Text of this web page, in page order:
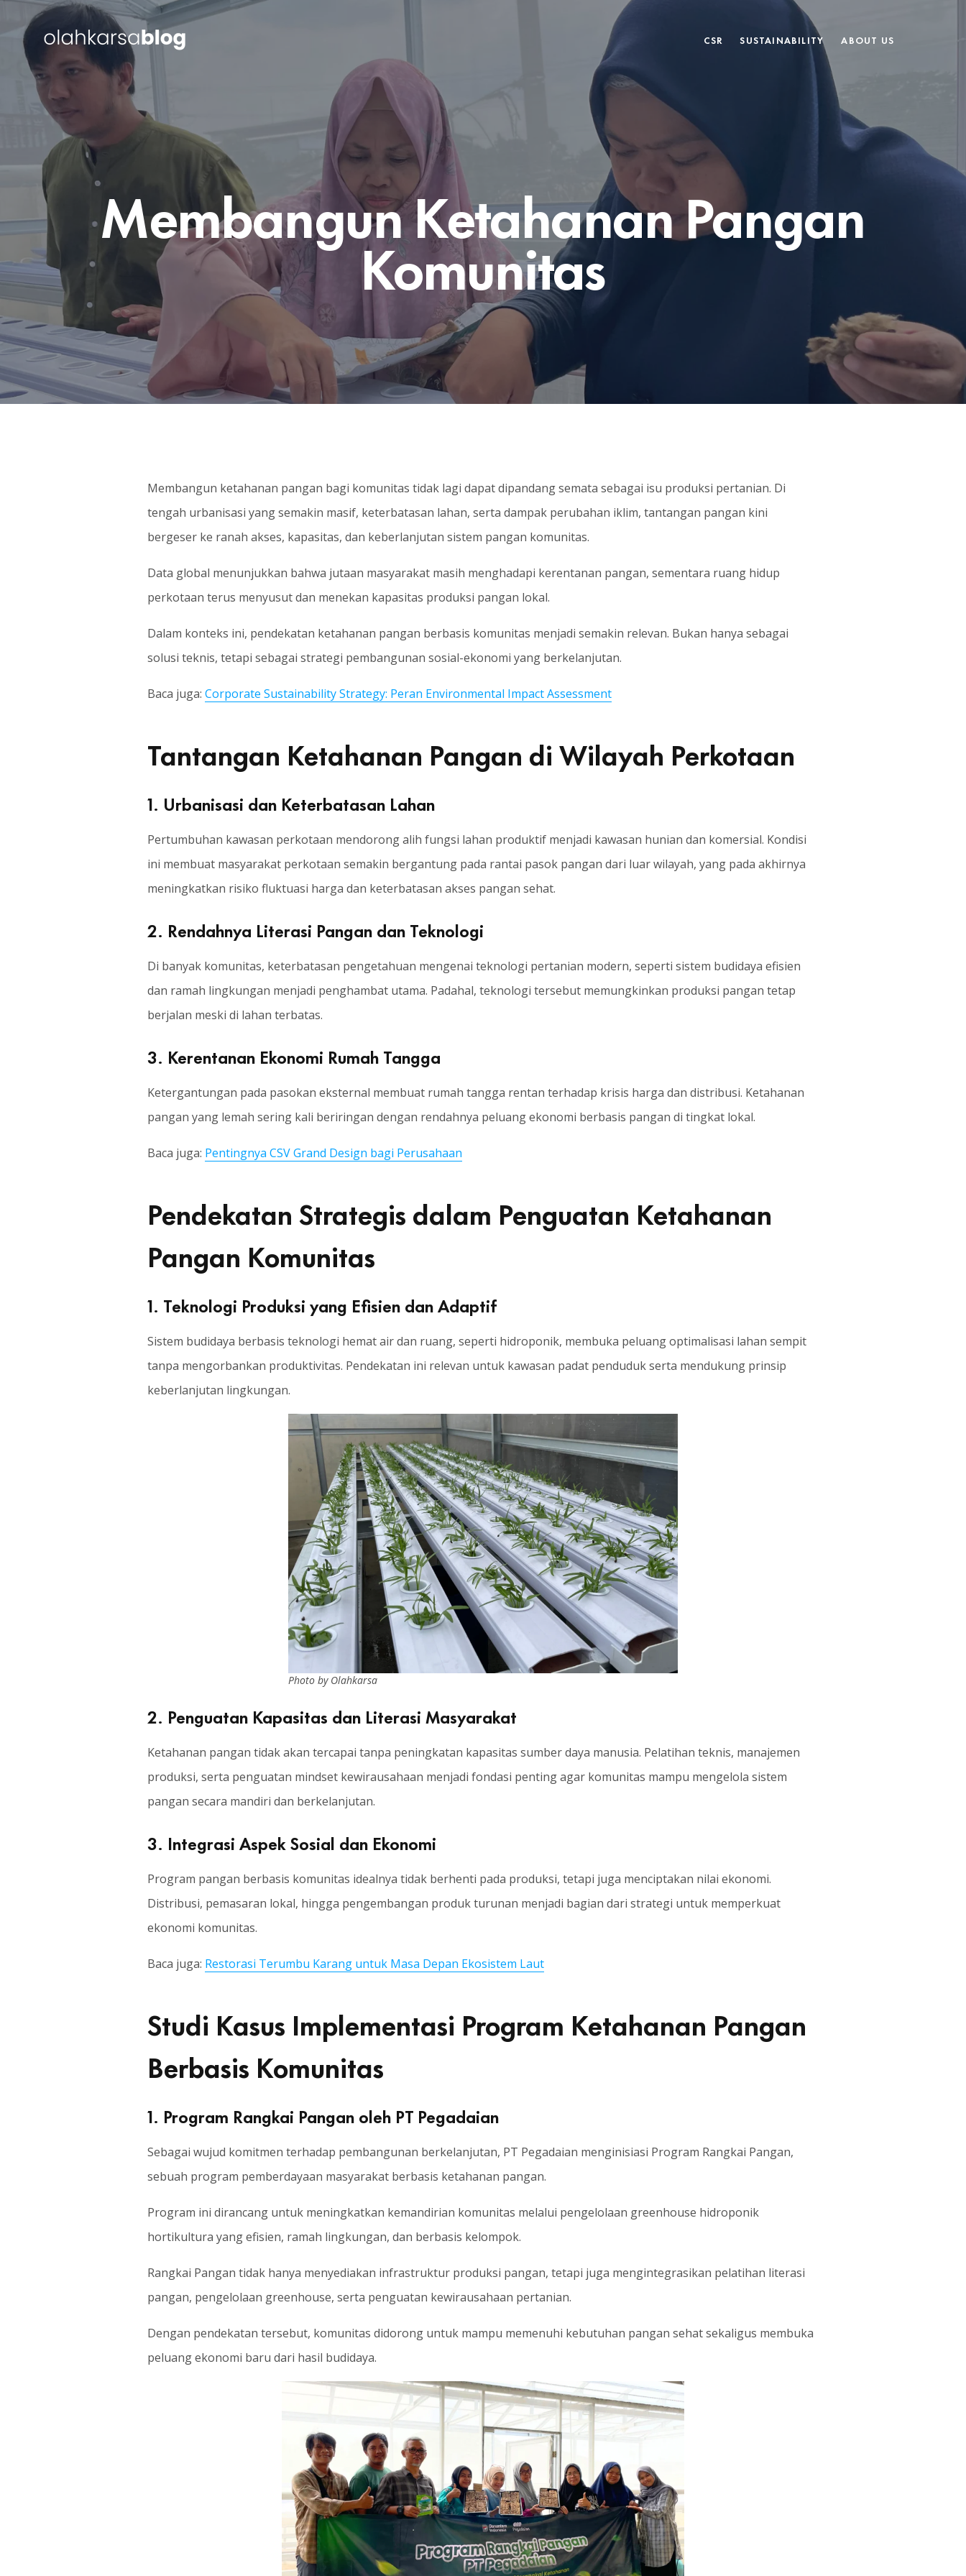
CSR SUSTAINABILITY ABOUT US
Membangun Ketahanan Pangan
Komunitas
Membangun ketahanan pangan bagi komunitas tidak lagi dapat dipandang semata sebagai isu produksi pertanian. Di
tengah urbanisasi yang semakin masif, keterbatasan lahan, serta dampak perubahan iklim, tantangan pangan kini
bergeser ke ranah akses, kapasitas, dan keberlanjutan sistem pangan komunitas.
Data global menunjukkan bahwa jutaan masyarakat masih menghadapi kerentanan pangan, sementara ruang hidup
perkotaan terus menyusut dan menekan kapasitas produksi pangan lokal.
Dalam konteks ini, pendekatan ketahanan pangan berbasis komunitas menjadi semakin relevan. Bukan hanya sebagai
solusi teknis, tetapi sebagai strategi pembangunan sosial-ekonomi yang berkelanjutan.
Baca juga: Corporate Sustainability Strategy: Peran Environmental Impact Assessment
Tantangan Ketahanan Pangan di Wilayah Perkotaan
1. Urbanisasi dan Keterbatasan Lahan
Pertumbuhan kawasan perkotaan mendorong alih fungsi lahan produktif menjadi kawasan hunian dan komersial. Kondisi
ini membuat masyarakat perkotaan semakin bergantung pada rantai pasok pangan dari luar wilayah, yang pada akhirnya
meningkatkan risiko fluktuasi harga dan keterbatasan akses pangan sehat.
2. Rendahnya Literasi Pangan dan Teknologi
Di banyak komunitas, keterbatasan pengetahuan mengenai teknologi pertanian modern, seperti sistem budidaya efisien
dan ramah lingkungan menjadi penghambat utama. Padahal, teknologi tersebut memungkinkan produksi pangan tetap
berjalan meski di lahan terbatas.
3. Kerentanan Ekonomi Rumah Tangga
Ketergantungan pada pasokan eksternal membuat rumah tangga rentan terhadap krisis harga dan distribusi. Ketahanan
pangan yang lemah sering kali beriringan dengan rendahnya peluang ekonomi berbasis pangan di tingkat lokal.
Baca juga: Pentingnya CSV Grand Design bagi Perusahaan
Pendekatan Strategis dalam Penguatan Ketahanan
Pangan Komunitas
1. Teknologi Produksi yang Efisien dan Adaptif
Sistem budidaya berbasis teknologi hemat air dan ruang, seperti hidroponik, membuka peluang optimalisasi lahan sempit
tanpa mengorbankan produktivitas. Pendekatan ini relevan untuk kawasan padat penduduk serta mendukung prinsip
keberlanjutan lingkungan.
Photo by Olahkarsa
2. Penguatan Kapasitas dan Literasi Masyarakat
Ketahanan pangan tidak akan tercapai tanpa peningkatan kapasitas sumber daya manusia. Pelatihan teknis, manajemen
produksi, serta penguatan mindset kewirausahaan menjadi fondasi penting agar komunitas mampu mengelola sistem
pangan secara mandiri dan berkelanjutan.
3. Integrasi Aspek Sosial dan Ekonomi
Program pangan berbasis komunitas idealnya tidak berhenti pada produksi, tetapi juga menciptakan nilai ekonomi.
Distribusi, pemasaran lokal, hingga pengembangan produk turunan menjadi bagian dari strategi untuk memperkuat
ekonomi komunitas.
Baca juga: Restorasi Terumbu Karang untuk Masa Depan Ekosistem Laut
Studi Kasus Implementasi Program Ketahanan Pangan
Berbasis Komunitas
1. Program Rangkai Pangan oleh PT Pegadaian
Sebagai wujud komitmen terhadap pembangunan berkelanjutan, PT Pegadaian menginisiasi Program Rangkai Pangan,
sebuah program pemberdayaan masyarakat berbasis ketahanan pangan.
Program ini dirancang untuk meningkatkan kemandirian komunitas melalui pengelolaan greenhouse hidroponik
hortikultura yang efisien, ramah lingkungan, dan berbasis kelompok.
Rangkai Pangan tidak hanya menyediakan infrastruktur produksi pangan, tetapi juga mengintegrasikan pelatihan literasi
pangan, pengelolaan greenhouse, serta penguatan kewirausahaan pertanian.
Dengan pendekatan tersebut, komunitas didorong untuk mampu memenuhi kebutuhan pangan sehat sekaligus membuka
peluang ekonomi baru dari hasil budidaya.